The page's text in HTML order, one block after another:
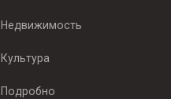
Недвижимость
Культура
Подробно